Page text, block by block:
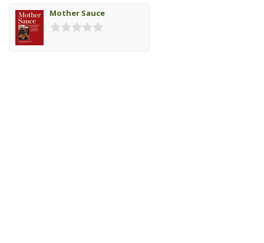
Mother Sauce